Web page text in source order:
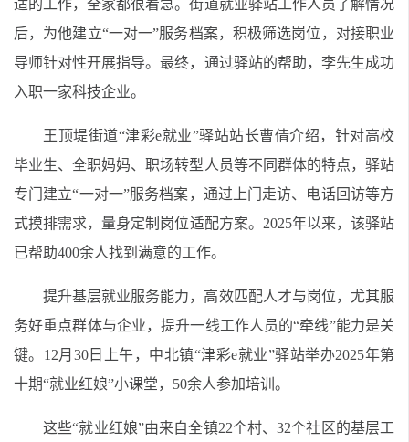
适的工作，全家都很着急。街道就业驿站工作人员了解情况
后，为他建立“一对一”服务档案，积极筛选岗位，对接职业
导师针对性开展指导。最终，通过驿站的帮助，李先生成功
入职一家科技企业。
王顶堤街道“津彩e就业”驿站站长曹倩介绍，针对高校
毕业生、全职妈妈、职场转型人员等不同群体的特点，驿站
专门建立“一对一”服务档案，通过上门走访、电话回访等方
式摸排需求，量身定制岗位适配方案。2025年以来，该驿站
已帮助400余人找到满意的工作。
提升基层就业服务能力，高效匹配人才与岗位，尤其服
务好重点群体与企业，提升一线工作人员的“牵线”能力是关
键。12月30日上午，中北镇“津彩e就业”驿站举办2025年第
十期“就业红娘”小课堂，50余人参加培训。
这些“就业红娘”由来自全镇22个村、32个社区的基层工